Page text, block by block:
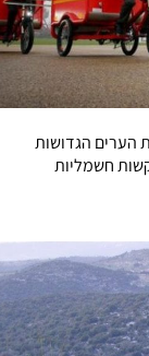
הגדושות
חשמליות